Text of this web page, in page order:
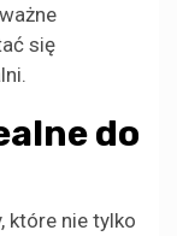
się
do
które nie tylko